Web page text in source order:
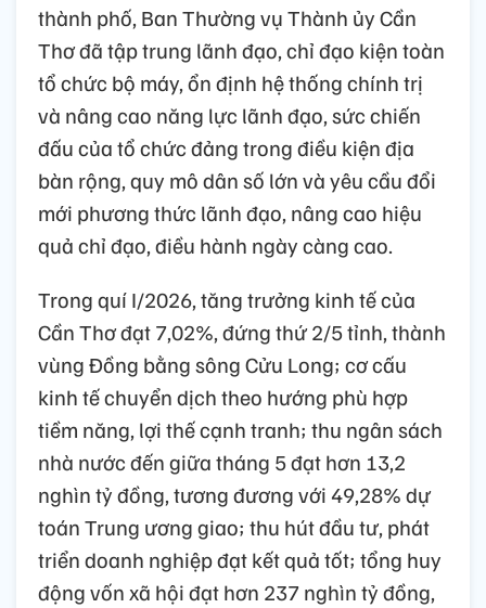
thành phố, Ban Thường vụ Thành ủy Cần
Thơ đã tập trung lãnh đạo, chỉ đạo kiện toàn
tổ chức bộ máy, ổn định hệ thống chính trị
và nâng cao năng lực lãnh đạo, sức chiến
đấu của tổ chức đảng trong điều kiện địa
bàn rộng, quy mô dân số lớn và yêu cầu đổi
mới phương thức lãnh đạo, nâng cao hiệu
quả chỉ đạo, điều hành ngày càng cao.
Trong quí I/2026, tăng trưởng kinh tế của
Cần Thơ đạt 7,02%, đứng thứ 2/5 tỉnh, thành
vùng Đồng bằng sông Cửu Long; cơ cấu
kinh tế chuyển dịch theo hướng phù hợp
tiềm năng, lợi thế cạnh tranh; thu ngân sách
nhà nước đến giữa tháng 5 đạt hơn 13,2
nghìn tỷ đồng, tương đương với 49,28% dự
toán Trung ương giao; thu hút đầu tư, phát
triển doanh nghiệp đạt kết quả tốt; tổng huy
động vốn xã hội đạt hơn 237 nghìn tỷ đồng,